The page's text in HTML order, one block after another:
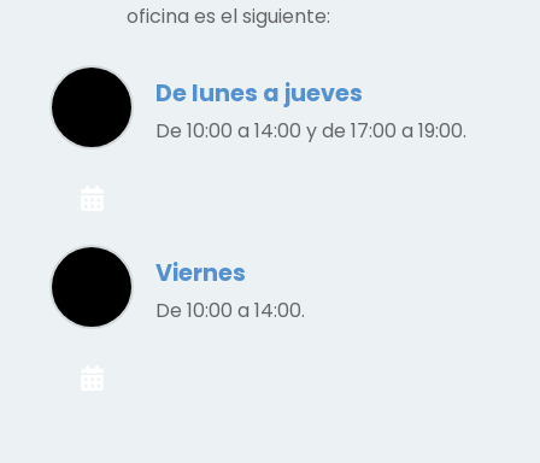
oficina es el siguiente:
De lunes a jueves
De 10:00 a 14:00 y de 17:00 a 19:00.
Viernes
De 10:00 a 14:00.